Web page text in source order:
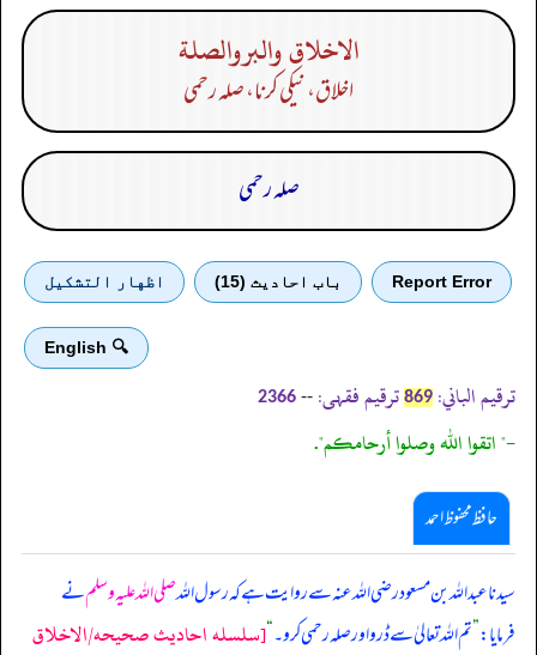
الاخلاق والبروالصلة
اخلاق، نیکی کرنا، صلہ رحمی
صلہ رحمی
Report Error باب احادیث (15) اظهار التشكيل
🔍 English
ترقیم الباني: 869 ترقیم فقہی: --
2366
-" اتقوا الله وصلوا أرحامكم".
حافظ محفوظ احمد
سیدنا عبداللہ بن مسعود رضی اللہ عنہ سے روایت ہے کہ رسول اللہصلی اللہ علیہ وسلمنے
فرمایا:”تم اللہ تعالیٰ سے ڈرو اور صلہ رحمی کرو۔“[سلسله احاديث صحيحه/الاخلاق